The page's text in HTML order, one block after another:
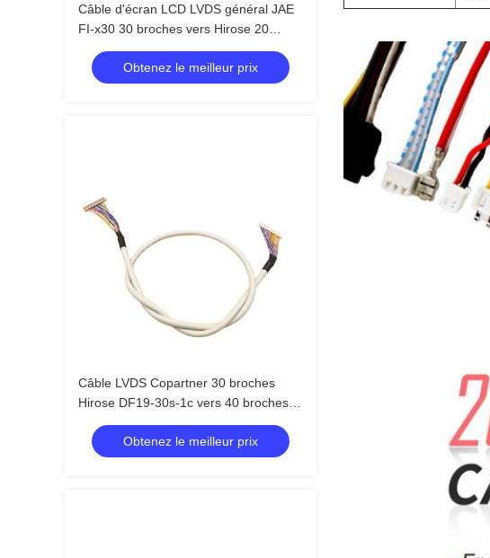
Câble d'écran LCD LVDS général JAE
FI-x30 30 broches vers Hirose 20
broches DF13 fil blindé torsadé 20276
pour carte pilote
Obtenez le meilleur prix
Câble LVDS Copartner 30 broches
Hirose DF19-30s-1c vers 40 broches
DF13-40S-1.25C
Obtenez le meilleur prix